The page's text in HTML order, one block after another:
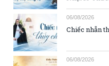
06/08/2026
Chiếc nhẫn
06/08/2026